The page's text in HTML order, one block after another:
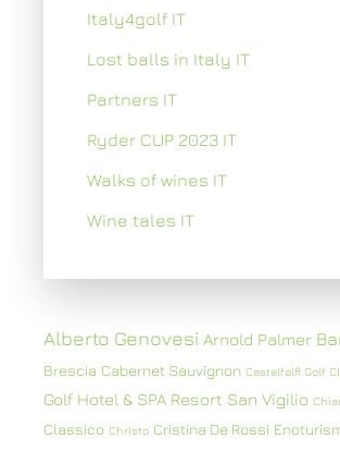
Italy4golf IT
Lost balls in Italy IT
Partners IT
Ryder CUP 2023 IT
Walks of wines IT
Wine tales IT
Alberto Genovesi Arnold Palmer
Brescia Cabernet Sauvignon Castelfalfi Golf
Golf Hotel & SPA Resort San Vigilio
Classico Christo Cristina De Rossi